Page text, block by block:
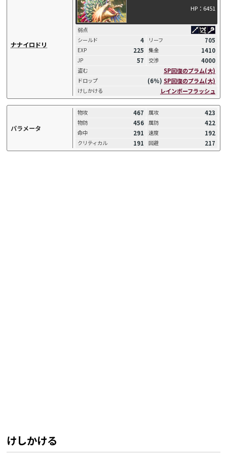
ナナイロドリ
HP：6451
弱点
シールド
4 リーフ 705
EXP 225 集金 1410
JP 57 交渉 4000
盗む SP回復のプラム(大)
ドロップ (6%) SP回復のプラム(大)
けしかける レインボーフラッシュ
パラメータ
物攻 467 属攻 423
物防 456 属防 422
命中 291 速度 192
クリティカル 191 回避 217
けしかける